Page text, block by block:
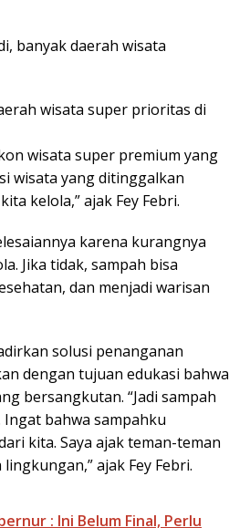
banyak daerah wisata
wisata super prioritas di
wisata super premium yang
wisata yang ditinggalkan
kelola,” ajak Fey Febri.
karena kurangnya
Jika tidak, sampah bisa
dan menjadi warisan
solusi penanganan
dengan tujuan edukasi bahwa
bersangkutan. “Jadi sampah
bahwa sampahku
kita. Saya ajak teman-teman
ajak Fey Febri.
: Ini Belum Final, Perlu